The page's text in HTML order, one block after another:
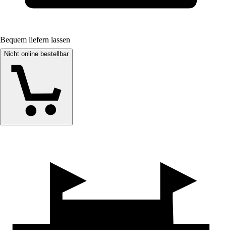
Bequem liefern lassen
Nicht online bestellbar